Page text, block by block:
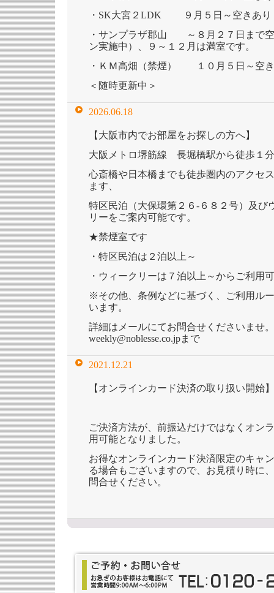
・SK大宮２LDK ９月５日～空きあり
・サンプラザ郡山 ～８月２７日まで
ン実施中）、９～１２月は満室です。
・ＫＭ高畑（禁煙） １０月５日～空
＜随時更新中＞
2026.06.18
【大阪市内でお部屋をお探しの方へ】
大阪メトロ堺筋線 長堀橋駅から徒歩１分
心斎橋や日本橋までも徒歩圏内のアクセ
ます、
特区民泊（大保環第２６-６８２号）及び
リーをご案内可能です。
★禁煙室です
・特区民泊は２泊以上～
・ウィークリーは７泊以上～からご利用
※その他、条例などに基づく、ご利用ル
います。
詳細はメールにてお問合せくださいませ。
weekly@noblesse.co.jpまで
2021.12.21
【オンラインカード決済の取り扱い開始】
ご決済方法が、前振込だけではなくオン
用可能となりました。
お得なオンラインカード決済限定のキャ
る場合もございますので、お見積り時に
問合せください。